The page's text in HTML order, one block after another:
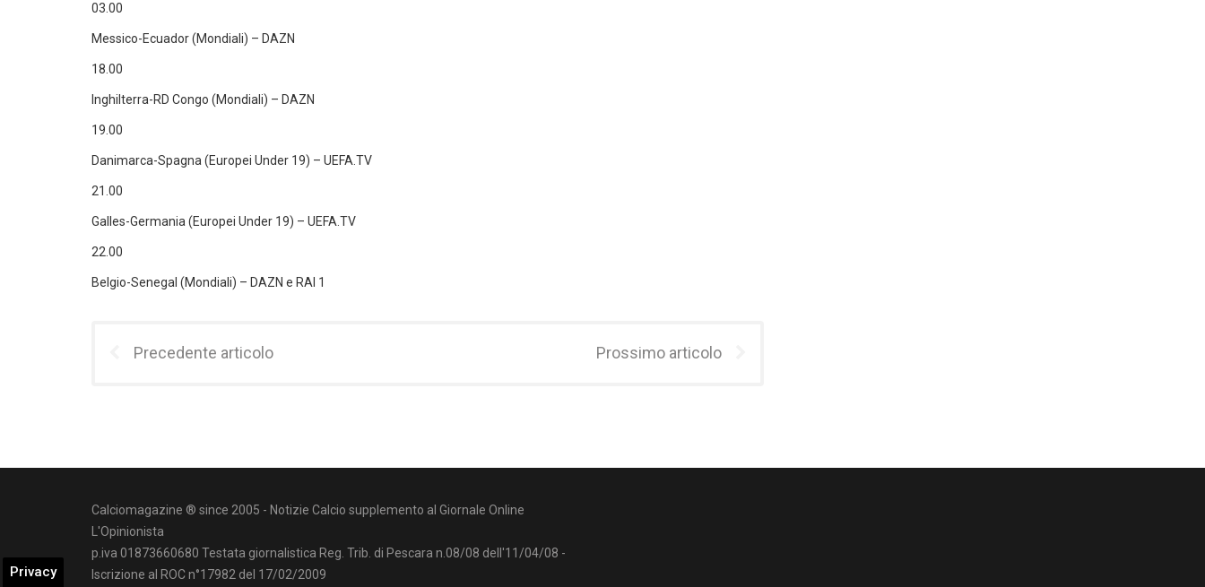
03.00
Messico-Ecuador (Mondiali) – DAZN
18.00
Inghilterra-RD Congo (Mondiali) – DAZN
19.00
Danimarca-Spagna (Europei Under 19) – UEFA.TV
21.00
Galles-Germania (Europei Under 19) – UEFA.TV
22.00
Belgio-Senegal (Mondiali) – DAZN e RAI 1
Precedente articolo Prossimo articolo
Calciomagazine ® since 2005 - Notizie Calcio supplemento al Giornale Online
L'Opinionista
p.iva 01873660680 Testata giornalistica Reg. Trib. di Pescara n.08/08 dell'11/04/08 -
Iscrizione al ROC n°17982 del 17/02/2009
Privacy